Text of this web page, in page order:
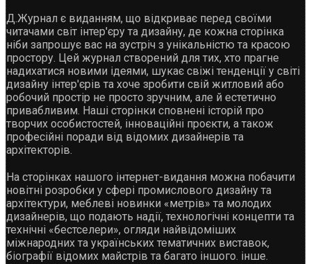
Д.Журнал є виданням, що відкриває перед своїми
читачами світ інтер'єру та дизайну, де кожна сторінка
ніби запрошує вас на зустріч з унікальністю та красою
простору. Цей журнал створений для тих, хто прагне
надихатися новими ідеями, шукає свіжі тенденції у світі
дизайну інтер'єрів та хоче зробити свій житловий або
робочий простір не просто зручним, але й естетично
привабливим. Наші сторінки сповнені історій про
творчих особистостей, інноваційні проєкти, а також
професійні поради від відомих дизайнерів та
архітекторів.
На сторінках нашого інтернет-видання можна побачити
новітні розробки у сфері промислового дизайну та
архітектури, меблеві новинки «метрів» та молодих
дизайнерів, що подають надії, технологічні концепти та
технічні «бестселери», огляди найвідоміших
міжнародних та українських тематичних виставок,
біографії відомих майстрів та багато іншого. інше.